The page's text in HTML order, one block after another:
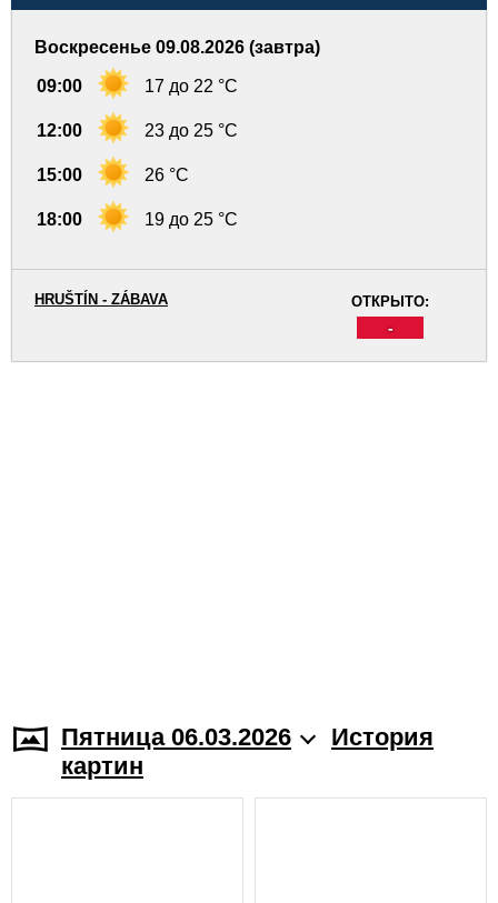
Воскресенье 09.08.2026 (завтра)
09:00 17 до 22 °C
12:00 23 до 25 °C
15:00 26 °C
18:00 19 до 25 °C
ОТКРЫТО:
-
HRUŠTÍN - ZÁBAVA
Пятница 06.03.2026
История
картин